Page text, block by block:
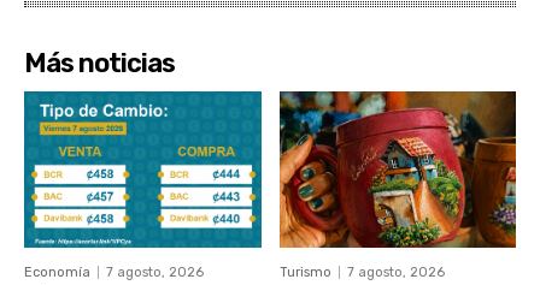
Más noticias
Economía 7 agosto, 2026 Turismo 7 agosto, 2026